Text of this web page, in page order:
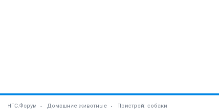
НГС.Форум Домашние животные Пристрой: собаки